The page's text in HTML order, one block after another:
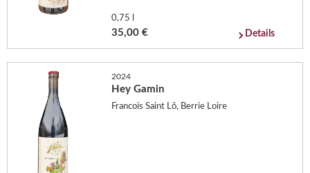
0,75 l
35,00 € Details
2024
Hey Gamin
Francois Saint Lô, Berrie Loire